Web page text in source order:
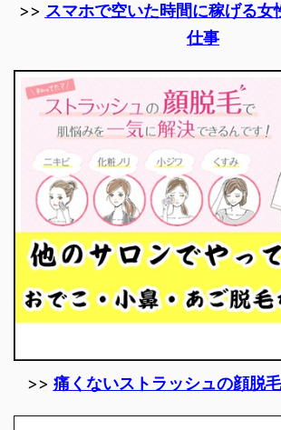
>> スマホで空いた時間に稼げる女
仕事
>> 痛くないストラッシュの顔脱